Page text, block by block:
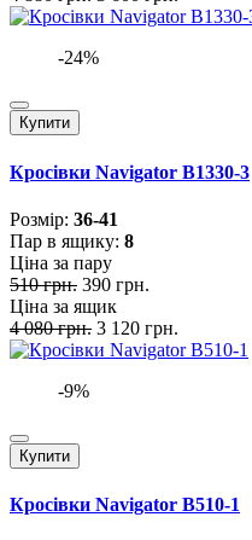
-24%
Купити
Кросівки Navigator B1330-3
Розмiр: 36-41
Пар в ящику: 8
Ціна за пару
510 грн. 390 грн.
Ціна за ящик
4 080 грн. 3 120 грн.
-9%
Купити
Кросівки Navigator B510-1